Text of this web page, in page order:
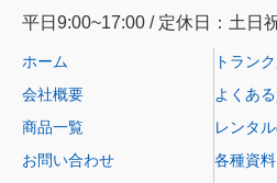
平日9:00~17:00 / 定休日：土日
ホーム
会社概要
商品一覧
お問い合わせ
トラン
よくあ
レンタ
各種資